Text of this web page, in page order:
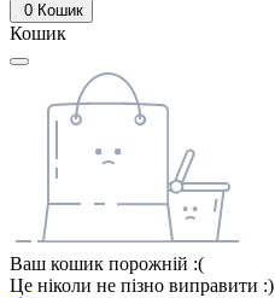
0 Кошик
Кошик
Ваш кошик порожній :(
Це ніколи не пізно виправити :)